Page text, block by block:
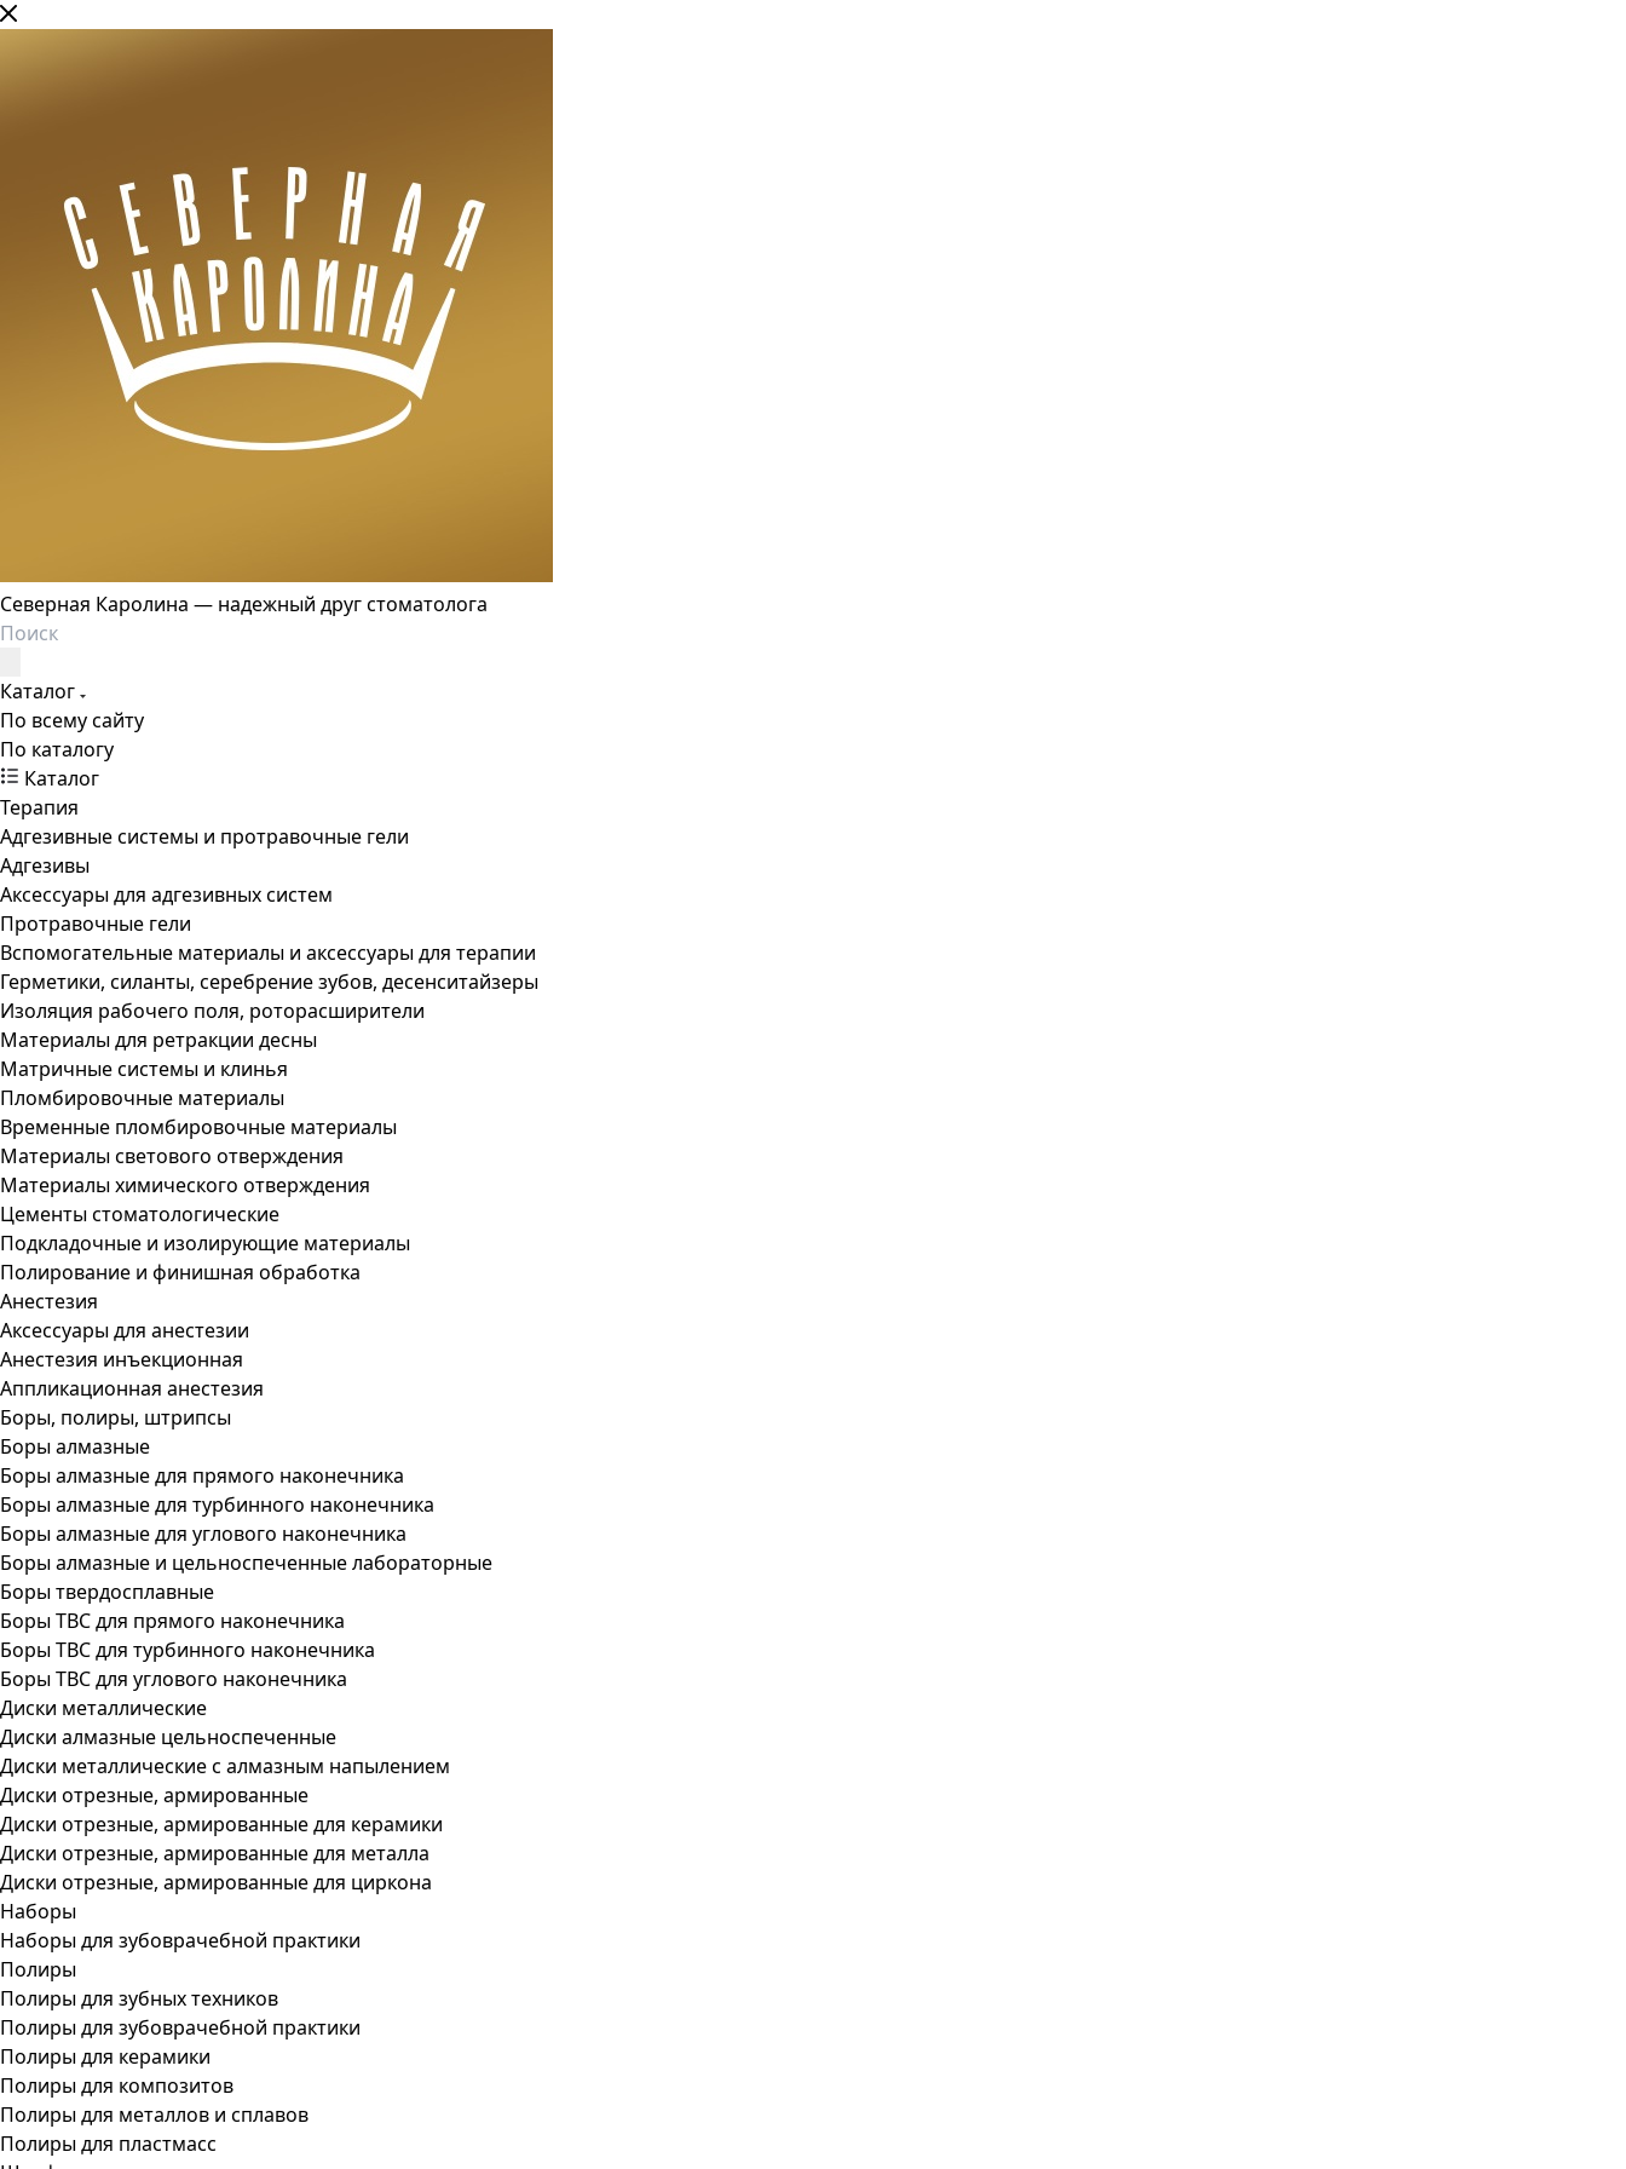
Северная Каролина — надежный друг стоматолога
Каталог
По всему сайту
По каталогу
Каталог
Терапия
Адгезивные системы и протравочные гели
Адгезивы
Аксессуары для адгезивных систем
Протравочные гели
Вспомогательные материалы и аксессуары для терапии
Герметики, силанты, серебрение зубов, десенситайзеры
Изоляция рабочего поля, роторасширители
Материалы для ретракции десны
Матричные системы и клинья
Пломбировочные материалы
Временные пломбировочные материалы
Материалы светового отверждения
Материалы химического отверждения
Цементы стоматологические
Подкладочные и изолирующие материалы
Полирование и финишная обработка
Анестезия
Аксессуары для анестезии
Анестезия инъекционная
Аппликационная анестезия
Боры, полиры, штрипсы
Боры алмазные
Боры алмазные для прямого наконечника
Боры алмазные для турбинного наконечника
Боры алмазные для углового наконечника
Боры алмазные и цельноспеченные лабораторные
Боры твердосплавные
Боры ТВС для прямого наконечника
Боры ТВС для турбинного наконечника
Боры ТВС для углового наконечника
Диски металлические
Диски алмазные цельноспеченные
Диски металлические с алмазным напылением
Диски отрезные, армированные
Диски отрезные, армированные для керамики
Диски отрезные, армированные для металла
Диски отрезные, армированные для циркона
Наборы
Наборы для зубоврачебной практики
Полиры
Полиры для зубных техников
Полиры для зубоврачебной практики
Полиры для керамики
Полиры для композитов
Полиры для металлов и сплавов
Полиры для пластмасс